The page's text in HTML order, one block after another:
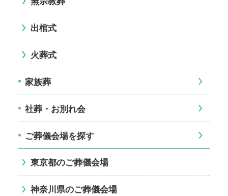
出棺式
火葬式
家族葬
社葬・お別れ会
ご葬儀会場を探す
東京都のご葬儀会場
神奈川県のご葬儀会場